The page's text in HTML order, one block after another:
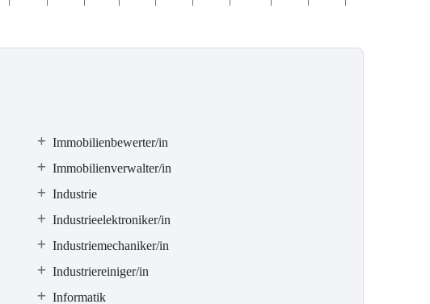
Immobilienbewerter/in
Immobilienverwalter/in
Industrie
Industrieelektroniker/in
Industriemechaniker/in
Industriereiniger/in
Informatik